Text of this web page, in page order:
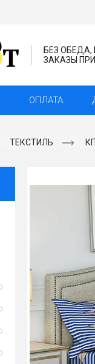
БЕЗ
ЗАКАЗЫ
ОПЛАТА
ТЕКСТИЛЬ